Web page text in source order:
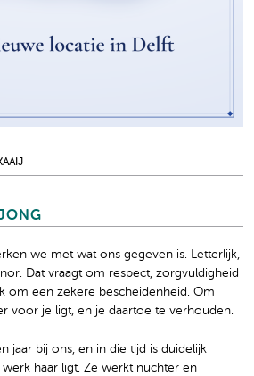
we met wat ons gegeven is. Letterlijk,
Dat vraagt om respect, zorgvuldigheid
om een zekere bescheidenheid. Om
voor je ligt, en je daartoe te verhouden.
jaar bij ons, en in die tijd is duidelijk
haar ligt. Ze werkt nuchter en